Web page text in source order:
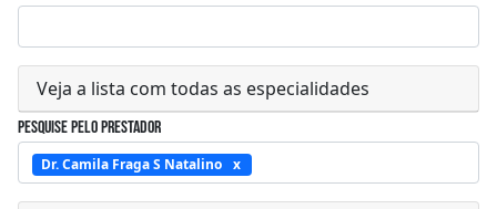
Veja a lista com todas as especialidades
Pesquise pelo prestador
Dr. Camila Fraga S Natalino